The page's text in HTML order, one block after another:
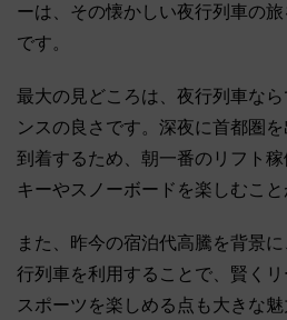
ーは、その懐かしい夜行列車の
です。
最大の見どころは、夜行列車な
ンスの良さです。深夜に首都圏
到着するため、朝一番のリフト
キーやスノーボードを楽しむこと
また、昨今の宿泊代高騰を背景
行列車を利用することで、賢く
スポーツを楽しめる点も大きな魅